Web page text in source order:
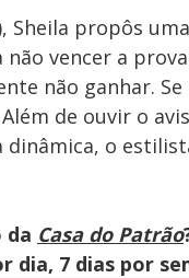
Sheila propôs
vencer a
não ganhar.
de ouvir o
dinâmica, o
da Casa do Patrão
dia, 7 dias por